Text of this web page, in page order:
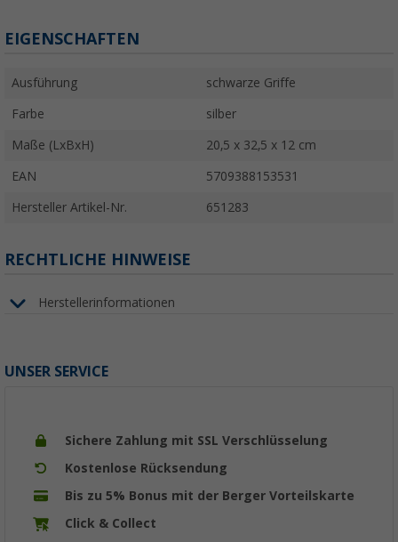
EIGENSCHAFTEN
Ausführung schwarze Griffe
Farbe silber
Maße (LxBxH) 20,5 x 32,5 x 12 cm
EAN 5709388153531
Hersteller Artikel-Nr. 651283
RECHTLICHE HINWEISE
Herstellerinformationen
UNSER SERVICE
Sichere Zahlung mit SSL Verschlüsselung
Kostenlose Rücksendung
Bis zu 5% Bonus mit der Berger Vorteilskarte
Click & Collect